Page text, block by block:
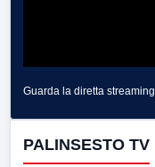
Guarda la diretta streaming
PALINSESTO TV